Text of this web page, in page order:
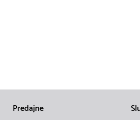
Predajne